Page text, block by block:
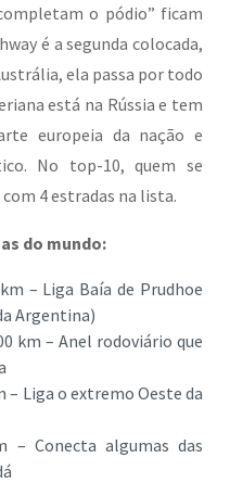
o pódio” ficam
é a segunda colocada,
ela passa por todo
está na Rússia e tem
europeia da nação e
No top-10, quem se
4 estradas na lista.
do mundo:
– Liga Baía de Prudhoe
Argentina)
km – Anel rodoviário que
– Liga o extremo Oeste da
– Conecta algumas das